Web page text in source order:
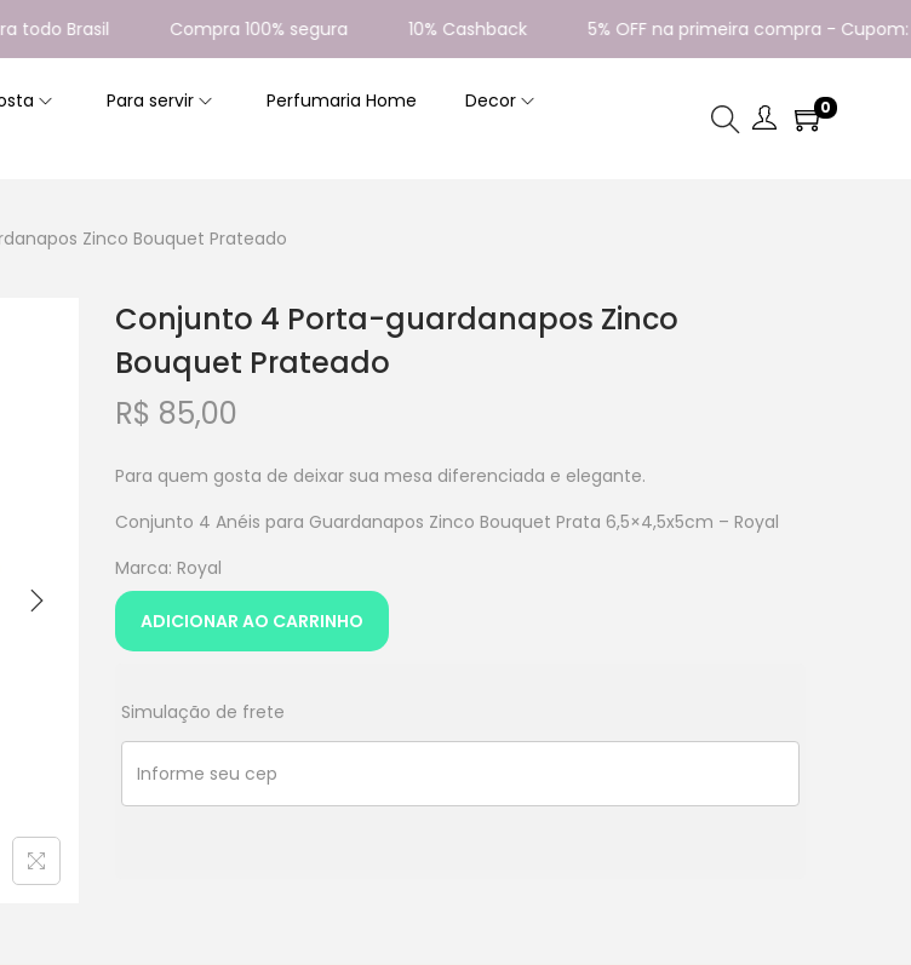
Brasil Compra 100% segura 10% Cashback 5% OFF na primeira compra - Cupom:
Para servir Perfumaria Home
Decor
0
Zinco Bouquet Prateado
Conjunto 4 Porta-guardanapos Zinco
Bouquet Prateado
R$ 85,00
Para quem gosta de deixar sua mesa diferenciada e elegante.
Conjunto 4 Anéis para Guardanapos Zinco Bouquet Prata 6,5×4,5x5cm – Royal
Marca: Royal
ADICIONAR AO CARRINHO
Simulação de frete